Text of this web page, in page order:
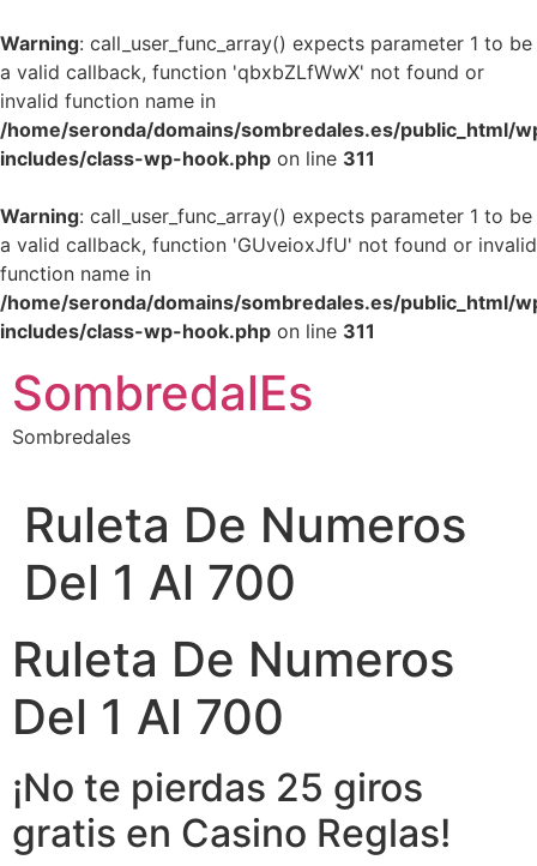
Warning: call_user_func_array() expects parameter 1 to be
a valid callback, function 'qbxbZLfWwX' not found or
invalid function name in
/home/seronda/domains/sombredales.es/public_html/
includes/class-wp-hook.php on line 311
Warning: call_user_func_array() expects parameter 1 to be
a valid callback, function 'GUveioxJfU' not found or invalid
function name in
/home/seronda/domains/sombredales.es/public_html/
includes/class-wp-hook.php on line 311
contenido
SombredalEs
Sombredales
Ruleta De Numeros
Del 1 Al 700
Ruleta De Numeros
Del 1 Al 700
¡No te pierdas 25 giros
gratis en Casino Reglas!